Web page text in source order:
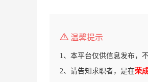
温馨提示
1、本平台仅供信息发布，
2、请告知求职者，是在荣